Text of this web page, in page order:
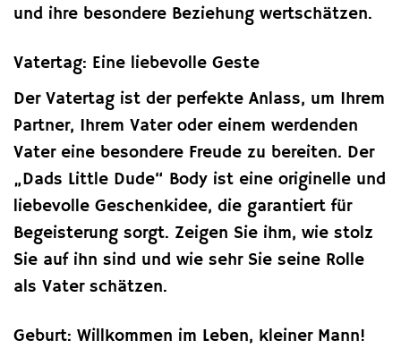
und ihre besondere Beziehung wertschätzen.
Vatertag: Eine liebevolle Geste
Der Vatertag ist der perfekte Anlass, um Ihrem
Partner, Ihrem Vater oder einem werdenden
Vater eine besondere Freude zu bereiten. Der
„Dads Little Dude“ Body ist eine originelle und
liebevolle Geschenkidee, die garantiert für
Begeisterung sorgt. Zeigen Sie ihm, wie stolz
Sie auf ihn sind und wie sehr Sie seine Rolle
als Vater schätzen.
Geburt: Willkommen im Leben, kleiner Mann!